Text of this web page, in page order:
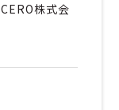
株式会